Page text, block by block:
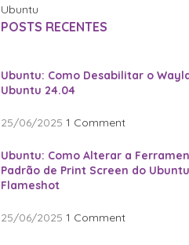
Ubuntu
POSTS RECENTES
Ubuntu: Como Desabilitar o
Ubuntu 24.04
25/06/2025 1 Comment
Ubuntu: Como Alterar a
Padrão de Print Screen do
Flameshot
25/06/2025 1 Comment